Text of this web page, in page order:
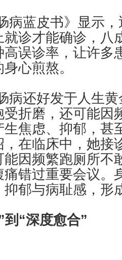
病蓝皮书》显示
诊才能确诊，八
误诊率，让许多
心煎熬。
病还好发于人生
折磨，还可能因
焦虑、抑郁，甚
在临床中，她接
因频繁跑厕所不
错过重要会议。
郁与病耻感，形
“深度愈合”